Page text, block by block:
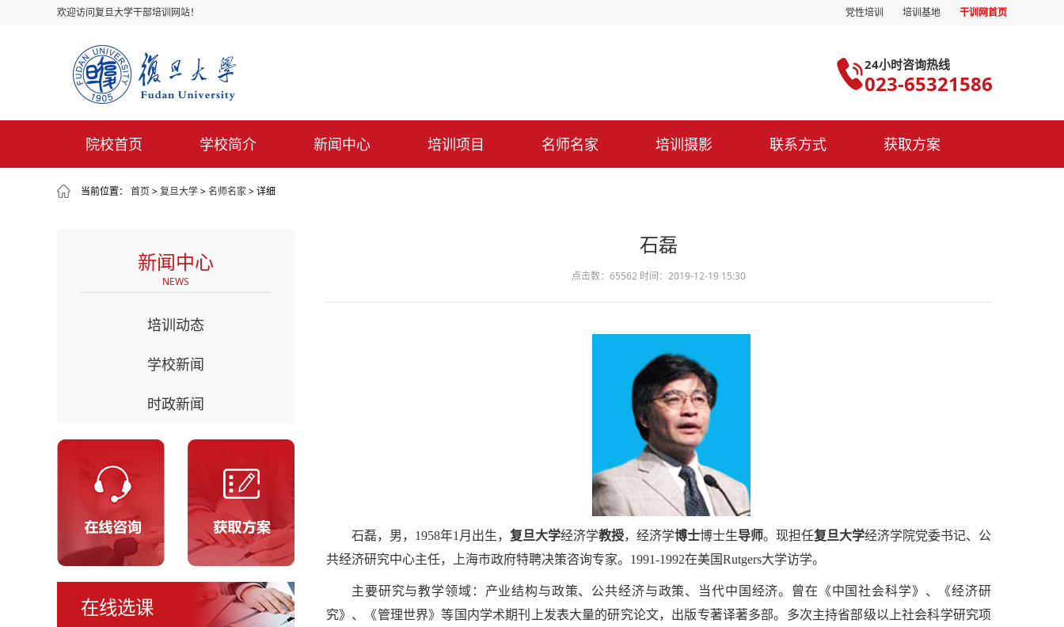
欢迎访问复旦大学干部培训网站！ 党性培训 培训基地 干训网首页
24小时咨询热线
023-65321586
院校首页 学校简介 新闻中心 培训项目 名师名家 培训摄影 联系方式 获取方案
当前位置： 首页>复旦大学>名师名家> 详细
新闻中心
NEWS
培训动态
学校新闻
时政新闻
在线选课
石磊
点击数：65562 时间：2019-12-19 15:30
石磊，男，1958年1月出生， 复旦大学经济学教授，经济学博士博士生导师。现担任复旦大学经济学院党委书记、公
共经济研究中心主任，上海市政府特聘决策咨询专家。1991-1992在美国Rutgers大学访学。
主要研究与教学领域：产业结构与政策、公共经济与政策、当代中国经济。曾在《中国社会科学》、《经济研
究》、《管理世界》等国内学术期刊上发表大量的研究论文，出版专著译著多部。多次主持省部级以上社会科学研究项